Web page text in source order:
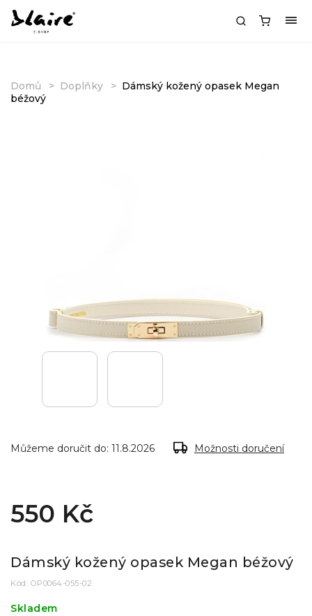
Domů Doplňky
Dámský kožený opasek Megan
béžový
Můžeme doručit do: 11.8.2026 Možnosti doručení
550 Kč
Dámský kožený opasek Megan béžový
Kód: OP0064-055-02
Skladem